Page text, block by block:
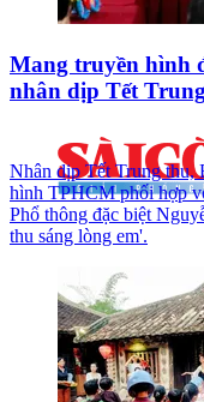
Mang truyền hình
nhân dịp Tết
Nhân dịp Tết Trung thu,
hình TPHCM phối hợp
Phổ thông đặc biệt
thu sáng lòng em'.